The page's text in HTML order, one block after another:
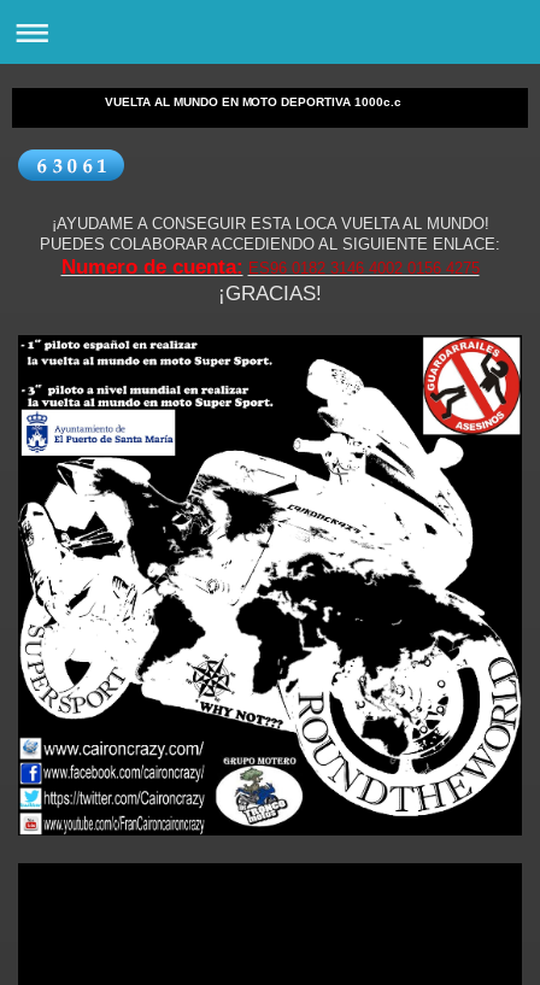
VUELTA AL MUNDO EN MOTO DEPORTIVA 1000c.c
¡AYUDAME A CONSEGUIR ESTA LOCA VUELTA AL MUNDO!
PUEDES COLABORAR ACCEDIENDO AL SIGUIENTE ENLACE:
Numero de cuenta: ES96 0182 3146 4002 0156 4275
¡GRACIAS!